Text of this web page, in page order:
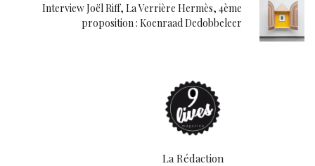
Interview Joël Riff, La Verrière Hermès, 4ème
proposition : Koenraad Dedobbeleer
La Rédaction